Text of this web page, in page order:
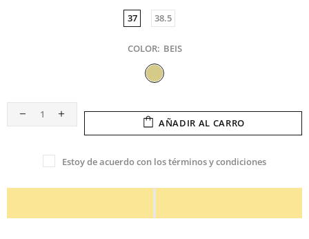
37 38.5
COLOR: BEIS
AÑADIR AL CARRO
Estoy de acuerdo con los términos y condiciones